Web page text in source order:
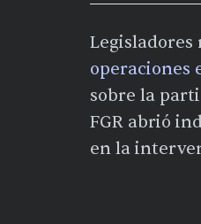
operaciones
sobre la
FGR abrió
en la